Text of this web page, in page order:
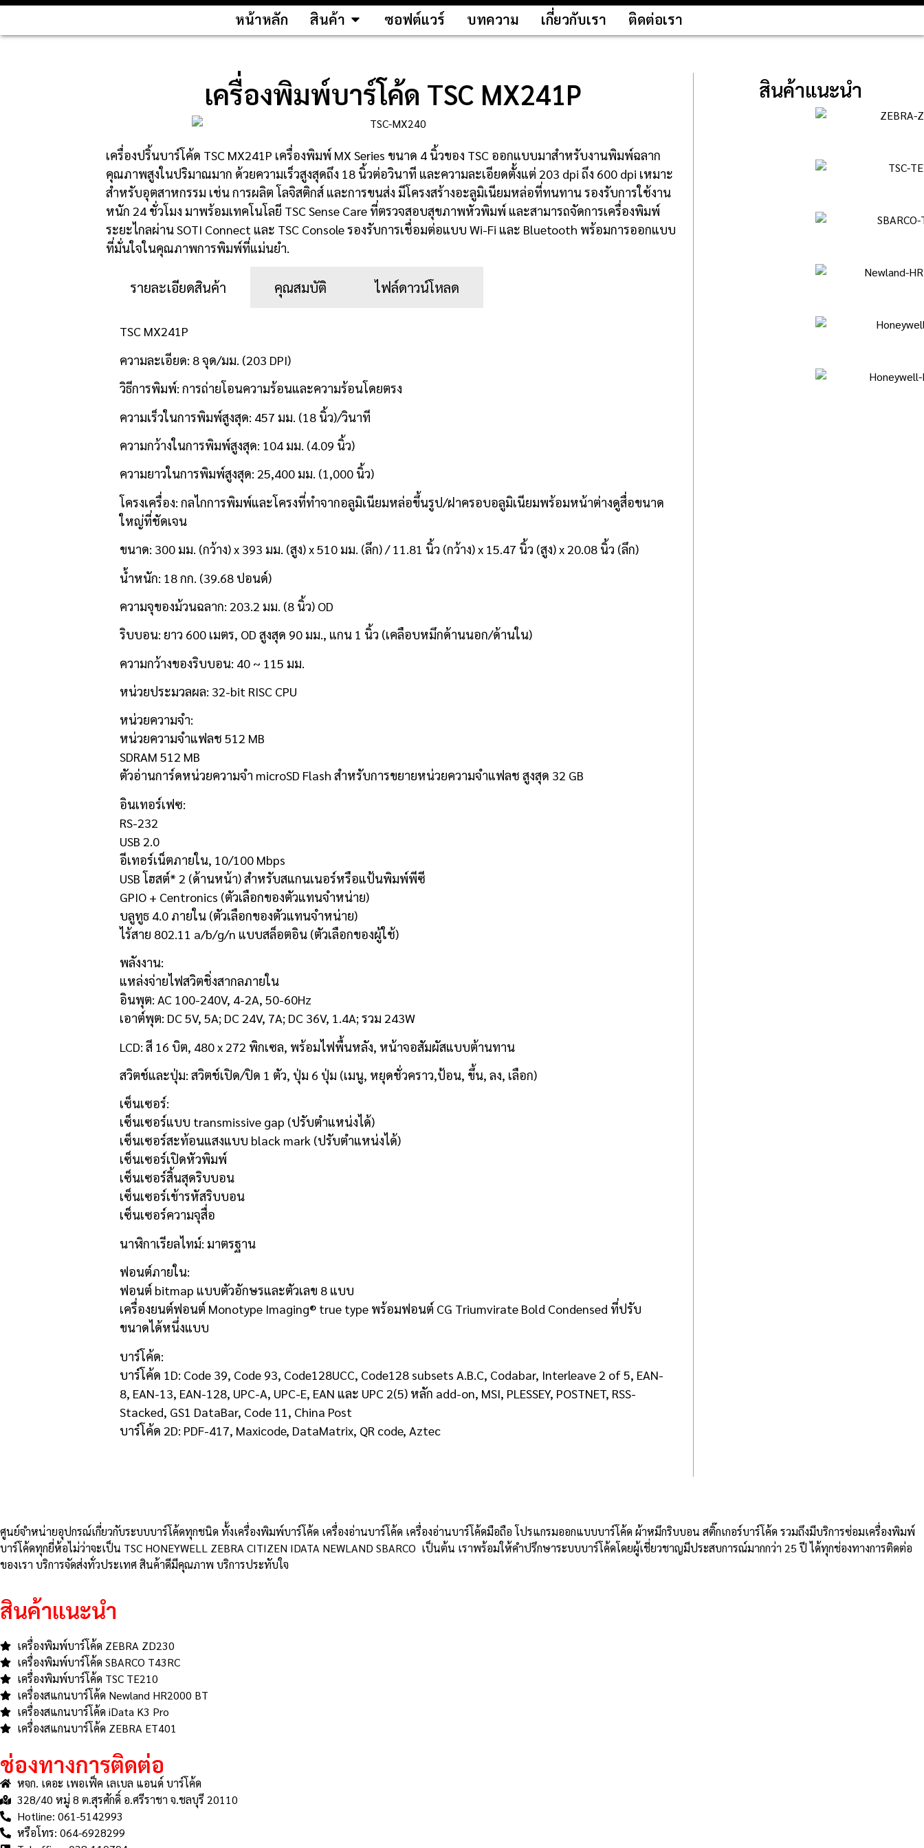
หน้าหลัก สินค้า ซอฟต์แวร์ บทความ เกี่ยวกับเรา ติดต่อเรา
เครื่องพิมพ์บาร์โค้ด TSC MX241P
เครื่องปริ้นบาร์โค้ด TSC MX241P เครื่องพิมพ์ MX Series ขนาด 4 นิ้วของ TSC ออกแบบมาสำหรับงานพิมพ์ฉลาก
คุณภาพสูงในปริมาณมาก ด้วยความเร็วสูงสุดถึง 18 นิ้วต่อวินาที และความละเอียดตั้งแต่ 203 dpi ถึง 600 dpi เหมาะ
สำหรับอุตสาหกรรม เช่น การผลิต โลจิสติกส์ และการขนส่ง มีโครงสร้างอะลูมิเนียมหล่อที่ทนทาน รองรับการใช้งาน
หนัก 24 ชั่วโมง มาพร้อมเทคโนโลยี TSC Sense Care ที่ตรวจสอบสุขภาพหัวพิมพ์ และสามารถจัดการเครื่องพิมพ์
ระยะไกลผ่าน SOTI Connect และ TSC Console รองรับการเชื่อมต่อแบบ Wi-Fi และ Bluetooth พร้อมการออกแบบ
ที่มั่นใจในคุณภาพการพิมพ์ที่แม่นยำ.
รายละเอียดสินค้า คุณสมบัติ ไฟล์ดาวน์โหลด
TSC MX241P
ความละเอียด: 8 จุด/มม. (203 DPI)
วิธีการพิมพ์: การถ่ายโอนความร้อนและความร้อนโดยตรง
ความเร็วในการพิมพ์สูงสุด: 457 มม. (18 นิ้ว)/วินาที
ความกว้างในการพิมพ์สูงสุด: 104 มม. (4.09 นิ้ว)
ความยาวในการพิมพ์สูงสุด: 25,400 มม. (1,000 นิ้ว)
โครงเครื่อง: กลไกการพิมพ์และโครงที่ทำจากอลูมิเนียมหล่อขึ้นรูป/ฝาครอบอลูมิเนียมพร้อมหน้าต่างดูสื่อขนาด
ใหญ่ที่ชัดเจน
ขนาด: 300 มม. (กว้าง) x 393 มม. (สูง) x 510 มม. (ลึก) / 11.81 นิ้ว (กว้าง) x 15.47 นิ้ว (สูง) x 20.08 นิ้ว (ลึก)
น้ำหนัก: 18 กก. (39.68 ปอนด์)
ความจุของม้วนฉลาก: 203.2 มม. (8 นิ้ว) OD
ริบบอน: ยาว 600 เมตร, OD สูงสุด 90 มม., แกน 1 นิ้ว (เคลือบหมึกด้านนอก/ด้านใน)
ความกว้างของริบบอน: 40 ~ 115 มม.
หน่วยประมวลผล: 32-bit RISC CPU
หน่วยความจำ:
หน่วยความจำแฟลช 512 MB
SDRAM 512 MB
ตัวอ่านการ์ดหน่วยความจำ microSD Flash สำหรับการขยายหน่วยความจำแฟลช สูงสุด 32 GB
อินเทอร์เฟซ:
RS-232
USB 2.0
อีเทอร์เน็ตภายใน, 10/100 Mbps
USB โฮสต์* 2 (ด้านหน้า) สำหรับสแกนเนอร์หรือแป้นพิมพ์พีซี
GPIO + Centronics (ตัวเลือกของตัวแทนจำหน่าย)
บลูทูธ 4.0 ภายใน (ตัวเลือกของตัวแทนจำหน่าย)
ไร้สาย 802.11 a/b/g/n แบบสล็อตอิน (ตัวเลือกของผู้ใช้)
พลังงาน:
แหล่งจ่ายไฟสวิตชิ่งสากลภายใน
อินพุต: AC 100-240V, 4-2A, 50-60Hz
เอาต์พุต: DC 5V, 5A; DC 24V, 7A; DC 36V, 1.4A; รวม 243W
LCD: สี 16 บิต, 480 x 272 พิกเซล, พร้อมไฟพื้นหลัง, หน้าจอสัมผัสแบบต้านทาน
สวิตช์และปุ่ม: สวิตช์เปิด/ปิด 1 ตัว, ปุ่ม 6 ปุ่ม (เมนู, หยุดชั่วคราว,ป้อน, ขึ้น, ลง, เลือก)
เซ็นเซอร์:
เซ็นเซอร์แบบ transmissive gap (ปรับตำแหน่งได้)
เซ็นเซอร์สะท้อนแสงแบบ black mark (ปรับตำแหน่งได้)
เซ็นเซอร์เปิดหัวพิมพ์
เซ็นเซอร์สิ้นสุดริบบอน
เซ็นเซอร์เข้ารหัสริบบอน
เซ็นเซอร์ความจุสื่อ
นาฬิกาเรียลไทม์: มาตรฐาน
ฟอนต์ภายใน:
ฟอนต์ bitmap แบบตัวอักษรและตัวเลข 8 แบบ
เครื่องยนต์ฟอนต์ Monotype Imaging® true type พร้อมฟอนต์ CG Triumvirate Bold Condensed ที่ปรับ
ขนาดได้หนึ่งแบบ
บาร์โค้ด:
บาร์โค้ด 1D: Code 39, Code 93, Code128UCC, Code128 subsets A.B.C, Codabar, Interleave 2 of 5, EAN-
8, EAN-13, EAN-128, UPC-A, UPC-E, EAN และ UPC 2(5) หลัก add-on, MSI, PLESSEY, POSTNET, RSS-
Stacked, GS1 DataBar, Code 11, China Post
บาร์โค้ด 2D: PDF-417, Maxicode, DataMatrix, QR code, Aztec
สินค้าแนะนำ
ศูนย์จําหน่ายอุปกรณ์เกี่ยวกับระบบบาร์โค้ดทุกชนิด ทั้งเครื่องพิมพ์บาร์โค้ด เครื่องอ่านบาร์โค้ด เครื่องอ่านบาร์โค้ดมือถือ โปรแกรมออกแบบบาร์โค้ด ผ้าหมึกริบบอน สติ๊กเกอร์บาร์โค้ด รวมถึงมีบริการซ่อมเครื่องพิมพ์
บาร์โค้ดทุกยี่ห้อไม่ว่าจะเป็น TSC HONEYWELL ZEBRA CITIZEN IDATA NEWLAND SBARCO เป็นต้น เราพร้อมให้คำปรึกษาระบบบาร์โค้ดโดยผู้เชี่ยวชาญมีประสบการณ์มากกว่า 25 ปี ได้ทุกช่องทางการติดต่อ
ของเรา บริการจัดส่งทั่วประเทศ สินค้าดีมีคุณภาพ บริการประทับใจ
สินค้าแนะนำ
เครื่องพิมพ์บาร์โค้ด ZEBRA ZD230
เครื่องพิมพ์บาร์โค้ด SBARCO T43RC
เครื่องพิมพ์บาร์โค้ด TSC TE210
เครื่องสแกนบาร์โค้ด Newland HR2000 BT
เครื่องสแกนบาร์โค้ด iData K3 Pro
เครื่องสแกนบาร์โค้ด ZEBRA ET401
ช่องทางการติดต่อ
หจก. เดอะ เพอเฟ็ค เลเบล แอนด์ บาร์โค้ด
328/40 หมู่ 8 ต.สุรศักดิ์ อ.ศรีราชา จ.ชลบุรี 20110
Hotline: 061-5142993
หรือโทร: 064-6928299